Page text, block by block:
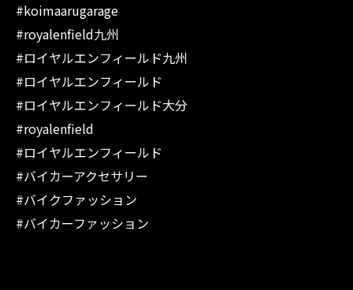
#koimaarugarage
#royalenfield九州
#ロイヤルエンフィールド九州
#ロイヤルエンフィールド
#ロイヤルエンフィールド大分
#royalenfield
#ロイヤルエンフィールド
#バイカーアクセサリー
#バイクファッション
#バイカーファッション